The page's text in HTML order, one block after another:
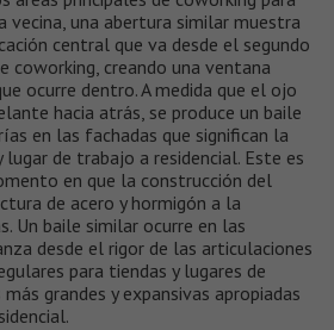
vecina, una abertura similar muestra
central que va desde el segundo
coworking, creando una ventana
ocurre dentro. A medida que el ojo
hacia atrás, se produce un baile
en las fachadas que significan la
de trabajo a residencial. Este es
en que la construcción del
de acero y hormigón a la
Un baile similar ocurre en las
desde el rigor de las articulaciones
para tiendas y lugares de
grandes y expansivas apropiadas